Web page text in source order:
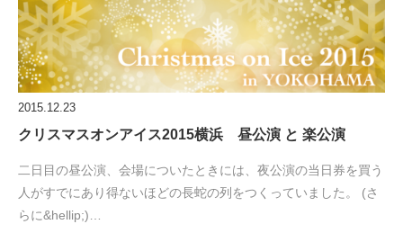
2015.12.23
クリスマスオンアイス2015横浜 昼公演 と 楽公演
二日目の昼公演、会場についたときには、夜公演の当日券を買う
人がすでにあり得ないほどの長蛇の列をつくっていました。 (さ
らに&hellip;)…